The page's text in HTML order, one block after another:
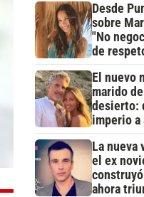
Desde
sobre
"No
de
El nuevo
marido
desierto:
imperio
La nueva
el ex
ahora